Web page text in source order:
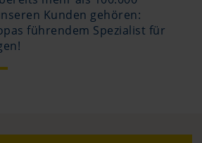
Kunden gehören:
führendem Spezialist für